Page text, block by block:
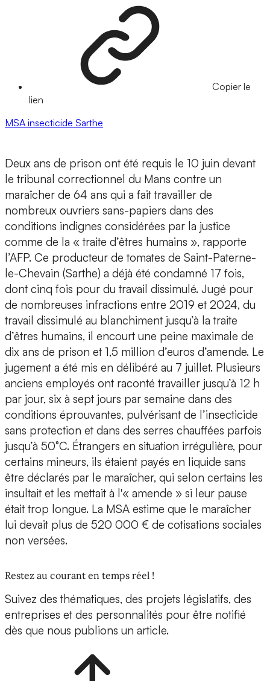
Copier le
lien
MSA insecticide Sarthe
Deux ans de prison ont été requis le 10 juin devant
le tribunal correctionnel du Mans contre un
maraîcher de 64 ans qui a fait travailler de
nombreux ouvriers sans-papiers dans des
conditions indignes considérées par la justice
comme de la « traite d’êtres humains », rapporte
l’AFP. Ce producteur de tomates de Saint-Paterne-
le-Chevain (Sarthe) a déjà été condamné 17 fois,
dont cinq fois pour du travail dissimulé. Jugé pour
de nombreuses infractions entre 2019 et 2024, du
travail dissimulé au blanchiment jusqu’à la traite
d’êtres humains, il encourt une peine maximale de
dix ans de prison et 1,5 million d’euros d’amende. Le
jugement a été mis en délibéré au 7 juillet. Plusieurs
anciens employés ont raconté travailler jusqu’à 12 h
par jour, six à sept jours par semaine dans des
conditions éprouvantes, pulvérisant de l’insecticide
sans protection et dans des serres chauffées parfois
jusqu’à 50°C. Étrangers en situation irrégulière, pour
certains mineurs, ils étaient payés en liquide sans
être déclarés par le maraîcher, qui selon certains les
insultait et les mettait à l'« amende » si leur pause
était trop longue. La MSA estime que le maraîcher
lui devait plus de 520 000 € de cotisations sociales
non versées.
Restez au courant en temps réel !
Suivez des thématiques, des projets législatifs, des
entreprises et des personnalités pour être notifié
dès que nous publions un article.